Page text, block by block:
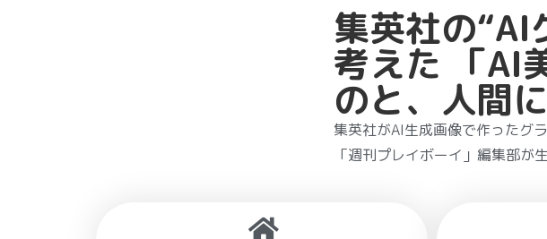
集英社の“AI
考えた 「AI
のと、人間
集英社がAI生成画像で作ったグ
「週刊プレイボーイ」編集部が